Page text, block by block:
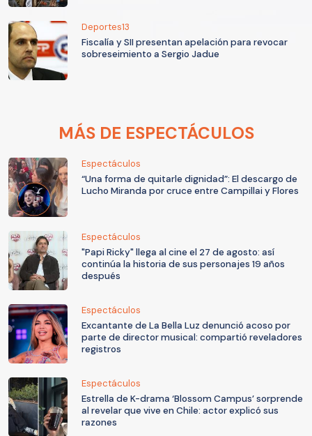
Deportes13
Fiscalía y SII presentan apelación para revocar
sobreseimiento a Sergio Jadue
MÁS DE ESPECTÁCULOS
Espectáculos
“Una forma de quitarle dignidad”: El descargo de
Lucho Miranda por cruce entre Campillai y Flores
Espectáculos
"Papi Ricky" llega al cine el 27 de agosto: así
continúa la historia de sus personajes 19 años
después
Espectáculos
Excantante de La Bella Luz denunció acoso por
parte de director musical: compartió reveladores
registros
Espectáculos
Estrella de K-drama ‘Blossom Campus’ sorprende
al revelar que vive en Chile: actor explicó sus
razones